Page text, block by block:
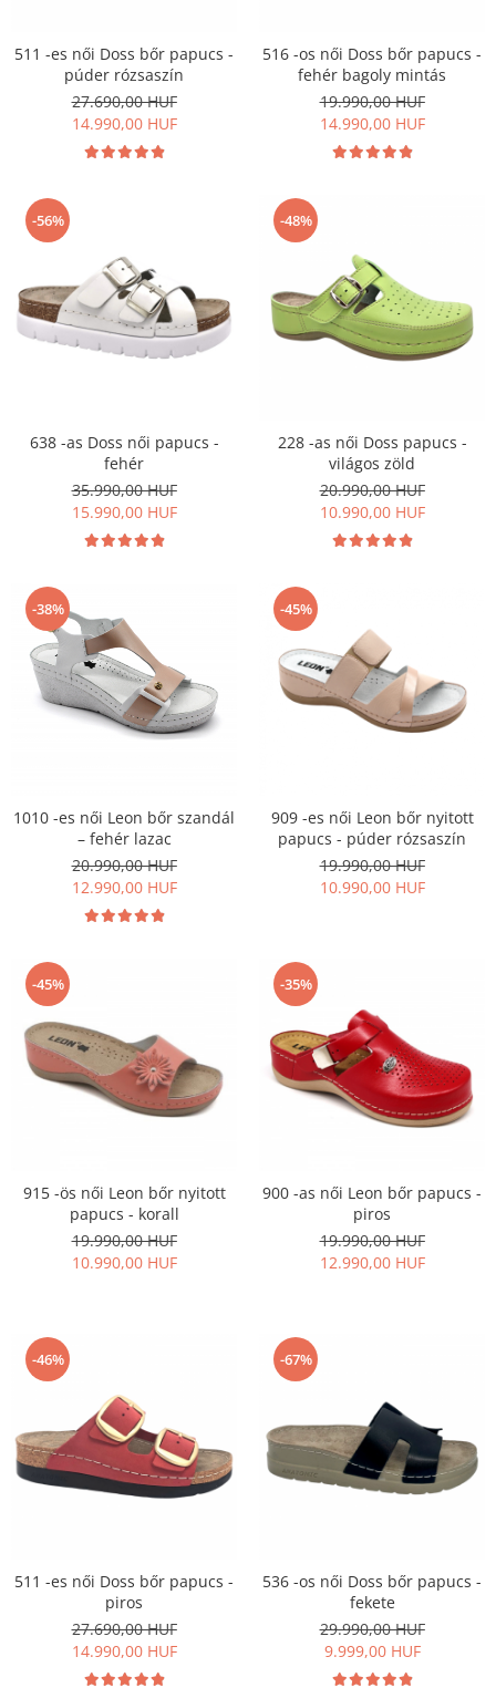
511 -es női Doss bőr papucs -
púder rózsaszín
27.690,00 HUF
14.990,00 HUF
516 -os női Doss bőr papucs -
fehér bagoly mintás
19.990,00 HUF
14.990,00 HUF
-56%
638 -as Doss női papucs -
fehér
35.990,00 HUF
15.990,00 HUF
-48%
228 -as női Doss papucs -
világos zöld
20.990,00 HUF
10.990,00 HUF
-38%
1010 -es női Leon bőr szandál
– fehér lazac
20.990,00 HUF
12.990,00 HUF
-45%
909 -es női Leon bőr nyitott
papucs - púder rózsaszín
19.990,00 HUF
10.990,00 HUF
-45%
915 -ös női Leon bőr nyitott
papucs - korall
19.990,00 HUF
10.990,00 HUF
-35%
900 -as női Leon bőr papucs -
piros
19.990,00 HUF
12.990,00 HUF
-46%
511 -es női Doss bőr papucs -
piros
27.690,00 HUF
14.990,00 HUF
-67%
536 -os női Doss bőr papucs -
fekete
29.990,00 HUF
9.999,00 HUF